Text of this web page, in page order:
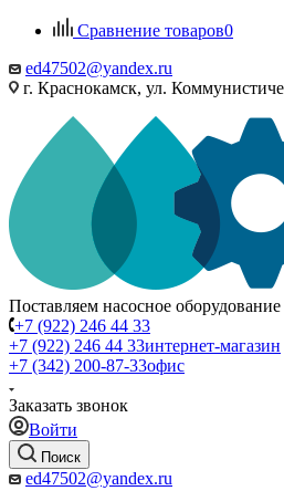
Сравнение товаров0
ed47502@yandex.ru
г. Краснокамск, ул.
Поставляем насосное оборудование
+7 (922) 246 44 33
+7 (922) 246 44 33интернет-магазин
+7 (342) 200-87-33офис
Заказать звонок
Войти
Поиск
ed47502@yandex.ru